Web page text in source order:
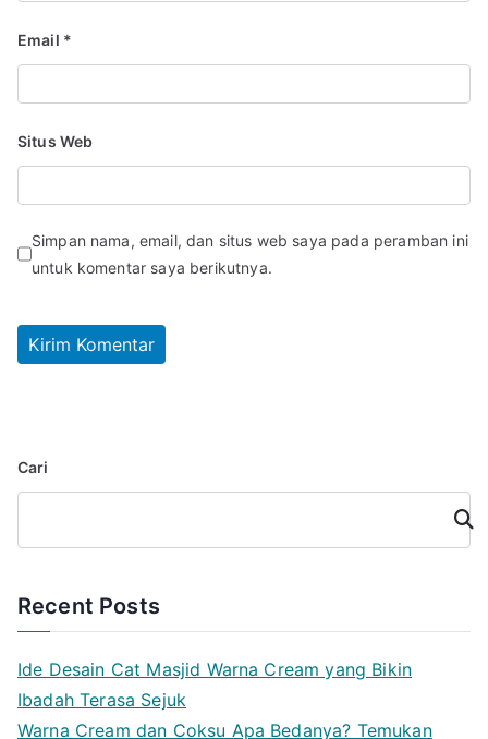
Email *
Situs Web
Simpan nama, email, dan situs web saya pada peramban ini
untuk komentar saya berikutnya.
Cari
Cari
Recent Posts
Ide Desain Cat Masjid Warna Cream yang Bikin
Ibadah Terasa Sejuk
Warna Cream dan Coksu Apa Bedanya? Temukan